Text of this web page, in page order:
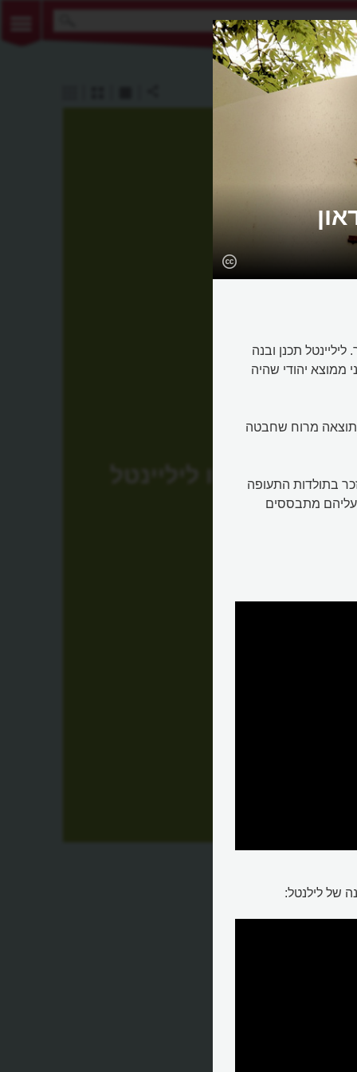
אוטו ליליינטל
תכנן ובנה
ממוצא יהודי שהיה
כתוצאה מרוח שחבטה
בתולדות התעופה
מתבססים
של לילנטל: